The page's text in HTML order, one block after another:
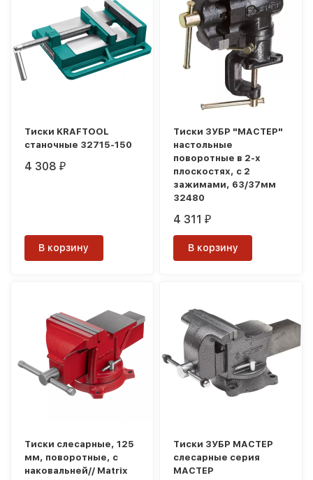
Тиски KRAFTOOL
станочные 32715-150
4 308₽
В корзину
Тиски ЗУБР "МАСТЕР"
настольные
поворотные в 2-х
плоскостях, с 2
зажимами, 63/37мм
32480
4 311₽
В корзину
Тиски слесарные, 125
мм, поворотные, с
наковальней// Matrix
Тиски ЗУБР МАСТЕР
слесарные серия
МАСТЕР